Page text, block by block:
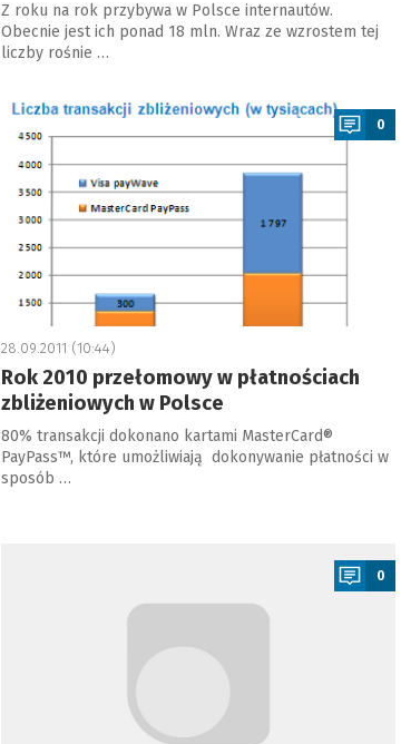
Z roku na rok przybywa w Polsce internautów.
Obecnie jest ich ponad 18 mln. Wraz ze wzrostem tej
liczby rośnie …
0
28.09.2011 (10:44)
Rok 2010 przełomowy w płatnościach
zbliżeniowych w Polsce
80% transakcji dokonano kartami MasterCard®
PayPass™, które umożliwiają dokonywanie płatności w
sposób …
0